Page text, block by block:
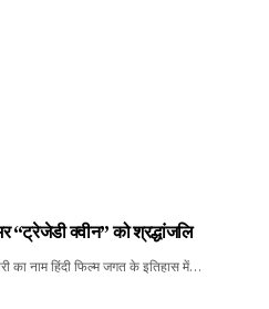
“ट्रेजेडी क्वीन” को श्रद्धांजलि
का नाम हिंदी फिल्म जगत के इतिहास में…